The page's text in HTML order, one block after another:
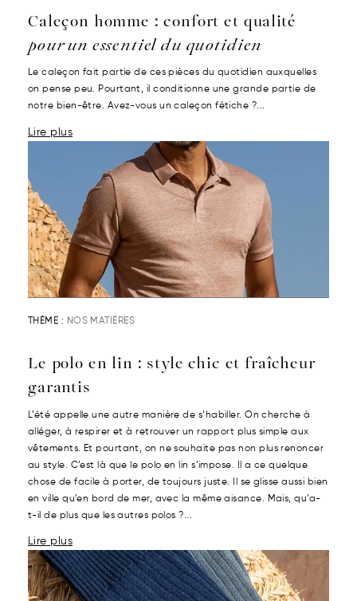
Caleçon homme : confort et qualité
pour un essentiel du quotidien
Le caleçon fait partie de ces pièces du quotidien auxquelles
on pense peu. Pourtant, il conditionne une grande partie de
notre bien-être. Avez-vous un caleçon fétiche ?...
Lire plus
THÈME : NOS MATIÈRES
Le polo en lin : style chic et fraîcheur
garantis
L’été appelle une autre manière de s’habiller. On cherche à
alléger, à respirer et à retrouver un rapport plus simple aux
vêtements. Et pourtant, on ne souhaite pas non plus renoncer
au style. C’est là que le polo en lin s’impose. Il a ce quelque
chose de facile à porter, de toujours juste. Il se glisse aussi bien
en ville qu’en bord de mer, avec la même aisance. Mais, qu’a-
t-il de plus que les autres polos ?...
Lire plus